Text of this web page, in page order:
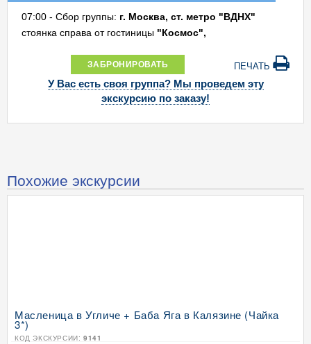
07:00 - Сбор группы: г. Москва, ст. метро "ВДНХ"
стоянка справа от гостиницы "Космос",
ЗАБРОНИРОВАТЬ ПЕЧАТЬ
У Вас есть своя группа? Мы проведем эту
экскурсию по заказу!
Похожие экскурсии
Масленица в Угличе + Баба Яга в Калязине (Чайка
3*)
КОД ЭКСКУРСИИ: 9141